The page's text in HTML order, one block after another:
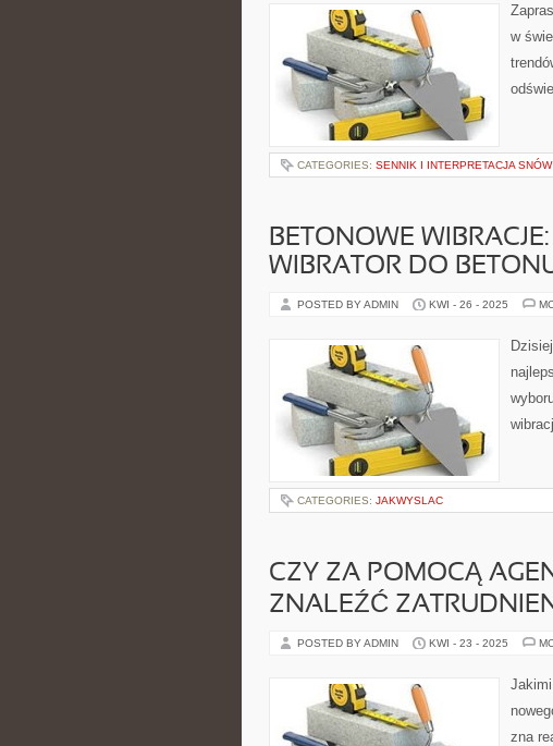
w
CATEGORIES: SENNIK I INTERPRETACJA SNÓW
BETONOWE
WIBRATOR DO
POSTED BY ADMIN KWI - 26 - 2025
CATEGORIES: JAKWYSLAC
CZY ZA POMOCĄ
ZNALEŹĆ
POSTED BY ADMIN KWI - 23 - 2025
zna